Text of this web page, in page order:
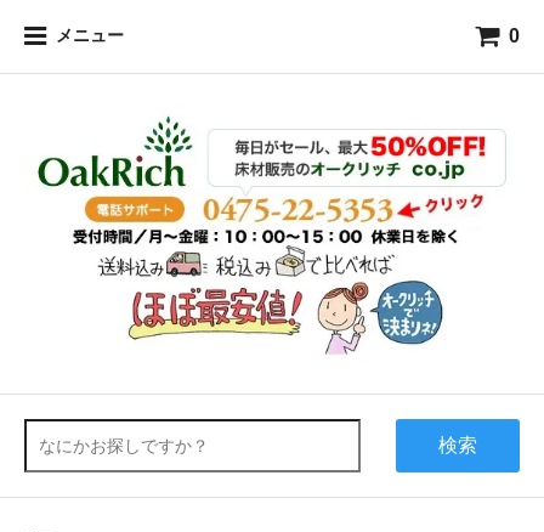
メニュー 0
検索